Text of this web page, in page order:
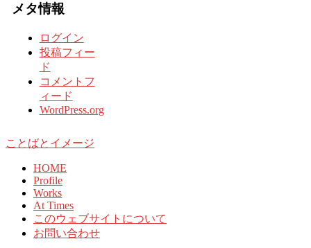
メタ情報
ログイン
投稿フィー
ド
コメントフ
ィード
WordPress.org
ことばとイメージ
HOME
Profile
Works
At Times
このウェブサイトについて
お問い合わせ